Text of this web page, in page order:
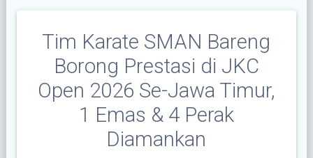
Tim Karate SMAN Bareng
Borong Prestasi di JKC
Open 2026 Se-Jawa Timur,
1 Emas & 4 Perak
Diamankan